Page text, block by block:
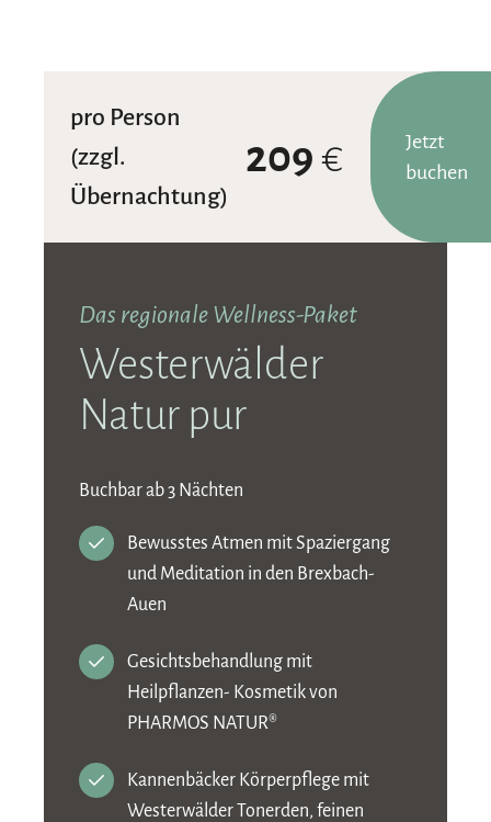
pro Person
(zzgl.
Übernachtung)
209€
Jetzt
buchen
Das regionale Wellness-Paket
Westerwälder
Natur pur
Buchbar ab 3 Nächten
Bewusstes Atmen mit Spaziergang
und Meditation in den Brexbach-
Auen
Gesichtsbehandlung mit
Heilpflanzen- Kosmetik von
PHARMOS NATUR®
Kannenbäcker Körperpflege mit
Westerwälder Tonerden, feinen